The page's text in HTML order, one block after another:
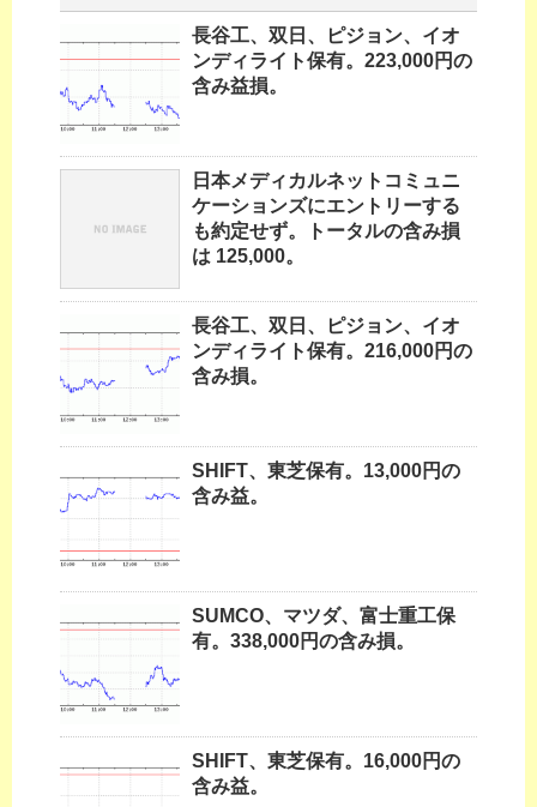
長谷工、双日、ピジョン、イオ
ンディライト保有。223,000円の
含み益損。
日本メディカルネットコミュニ
ケーションズにエントリーする
も約定せず。トータルの含み損
は 125,000。
長谷工、双日、ピジョン、イオ
ンディライト保有。216,000円の
含み損。
SHIFT、東芝保有。13,000円の
含み益。
SUMCO、マツダ、富士重工保
有。338,000円の含み損。
SHIFT、東芝保有。16,000円の
含み益。